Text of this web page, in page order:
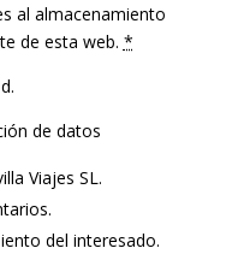
al almacenamiento
de esta web. *
de datos
Viajes SL.
del interesado.